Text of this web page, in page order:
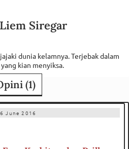
Siregar
dunia kelamnya. Terjebak dalam
kian menyiksa.
(1)
June 2016